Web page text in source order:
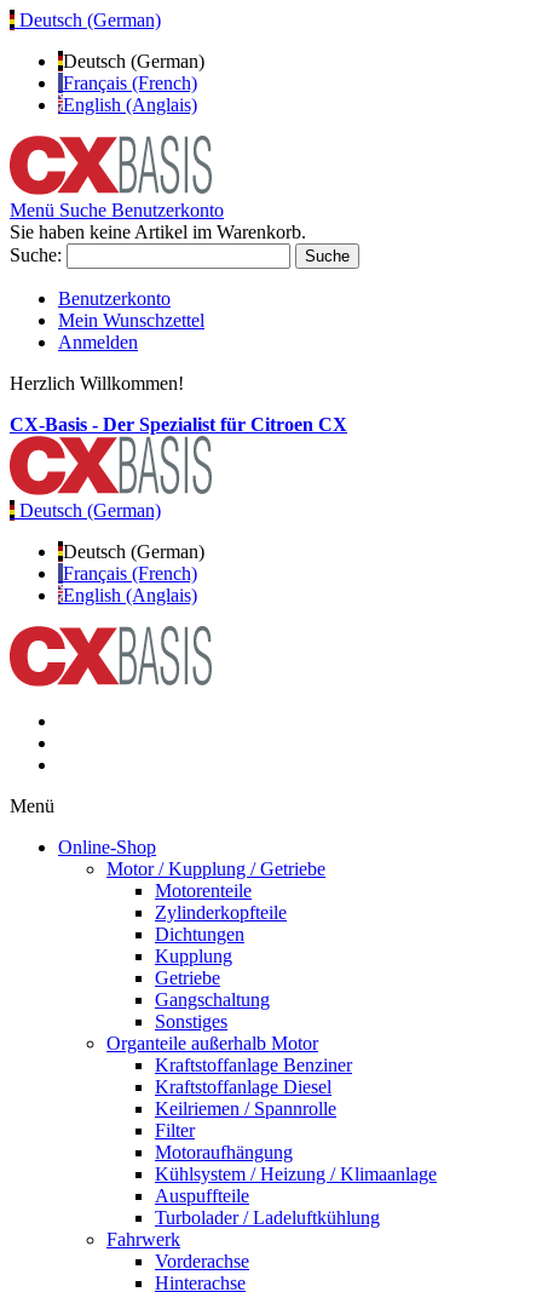
Deutsch (German)
Deutsch (German)
Français (French)
English (Anglais)
Menü Suche Benutzerkonto
Sie haben keine Artikel im Warenkorb.
Suche:
Suche
Benutzerkonto
Mein Wunschzettel
Anmelden
Herzlich Willkommen!
CX-Basis - Der Spezialist für Citroen CX
Deutsch (German)
Deutsch (German)
Français (French)
English (Anglais)
Menü
Online-Shop
Motor / Kupplung / Getriebe
Motorenteile
Zylinderkopfteile
Dichtungen
Kupplung
Getriebe
Gangschaltung
Sonstiges
Organteile außerhalb Motor
Kraftstoffanlage Benziner
Kraftstoffanlage Diesel
Keilriemen / Spannrolle
Filter
Motoraufhängung
Kühlsystem / Heizung / Klimaanlage
Auspuffteile
Turbolader / Ladeluftkühlung
Fahrwerk
Vorderachse
Hinterachse